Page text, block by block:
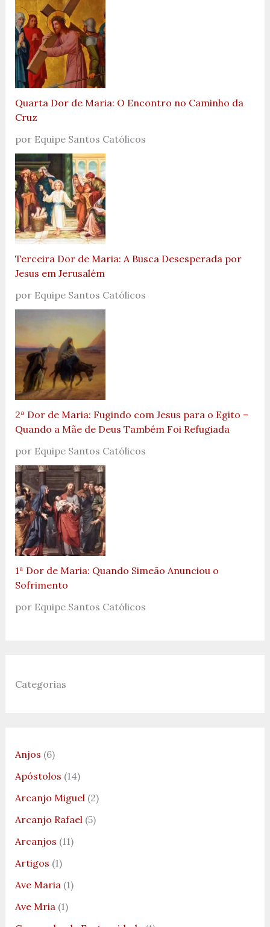
Quarta Dor de Maria: O Encontro no Caminho da
Cruz
por Equipe Santos Católicos
Terceira Dor de Maria: A Busca Desesperada por
Jesus em Jerusalém
por Equipe Santos Católicos
2ª Dor de Maria: Fugindo com Jesus para o Egito –
Quando a Mãe de Deus Também Foi Refugiada
por Equipe Santos Católicos
1ª Dor de Maria: Quando Simeão Anunciou o
Sofrimento
por Equipe Santos Católicos
Categorias
Anjos (6)
Apóstolos (14)
Arcanjo Miguel(2)
Arcanjo Rafael(5)
Arcanjos (11)
Artigos (1)
Ave Maria(1)
Ave Mria(1)